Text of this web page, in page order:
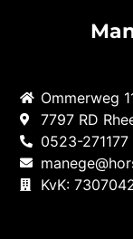
Ommerweg
7797 RD
0523-271177
KvK: